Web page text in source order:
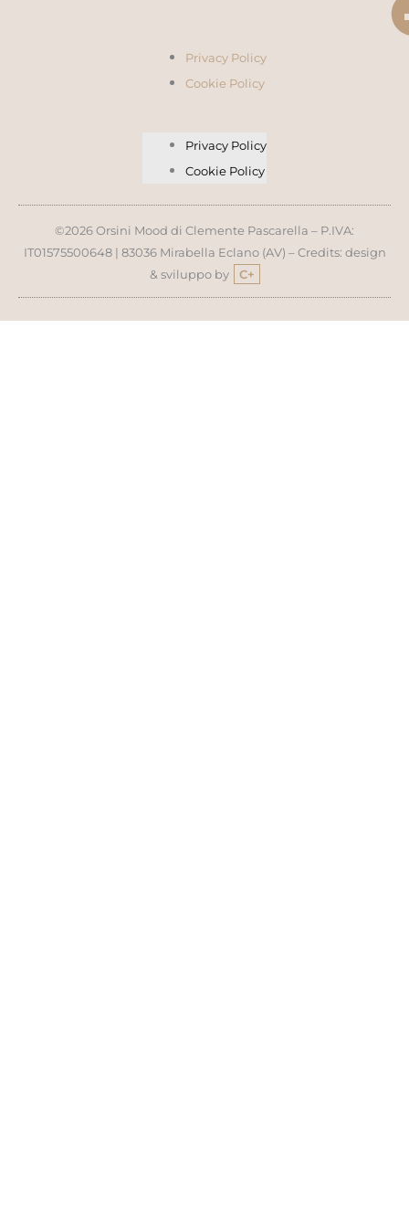
©2026 Orsini Mood di Clemente Pascarella – P.IVA:
IT01575500648 | 83036 Mirabella Eclano (AV) – Credits: design
& sviluppo by
C+
Privacy Policy
Cookie Policy
Privacy Policy
Cookie Policy